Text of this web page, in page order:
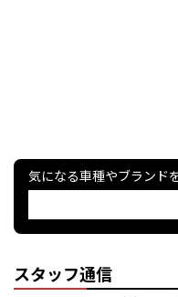
気になる車種やブランド
スタッフ通信